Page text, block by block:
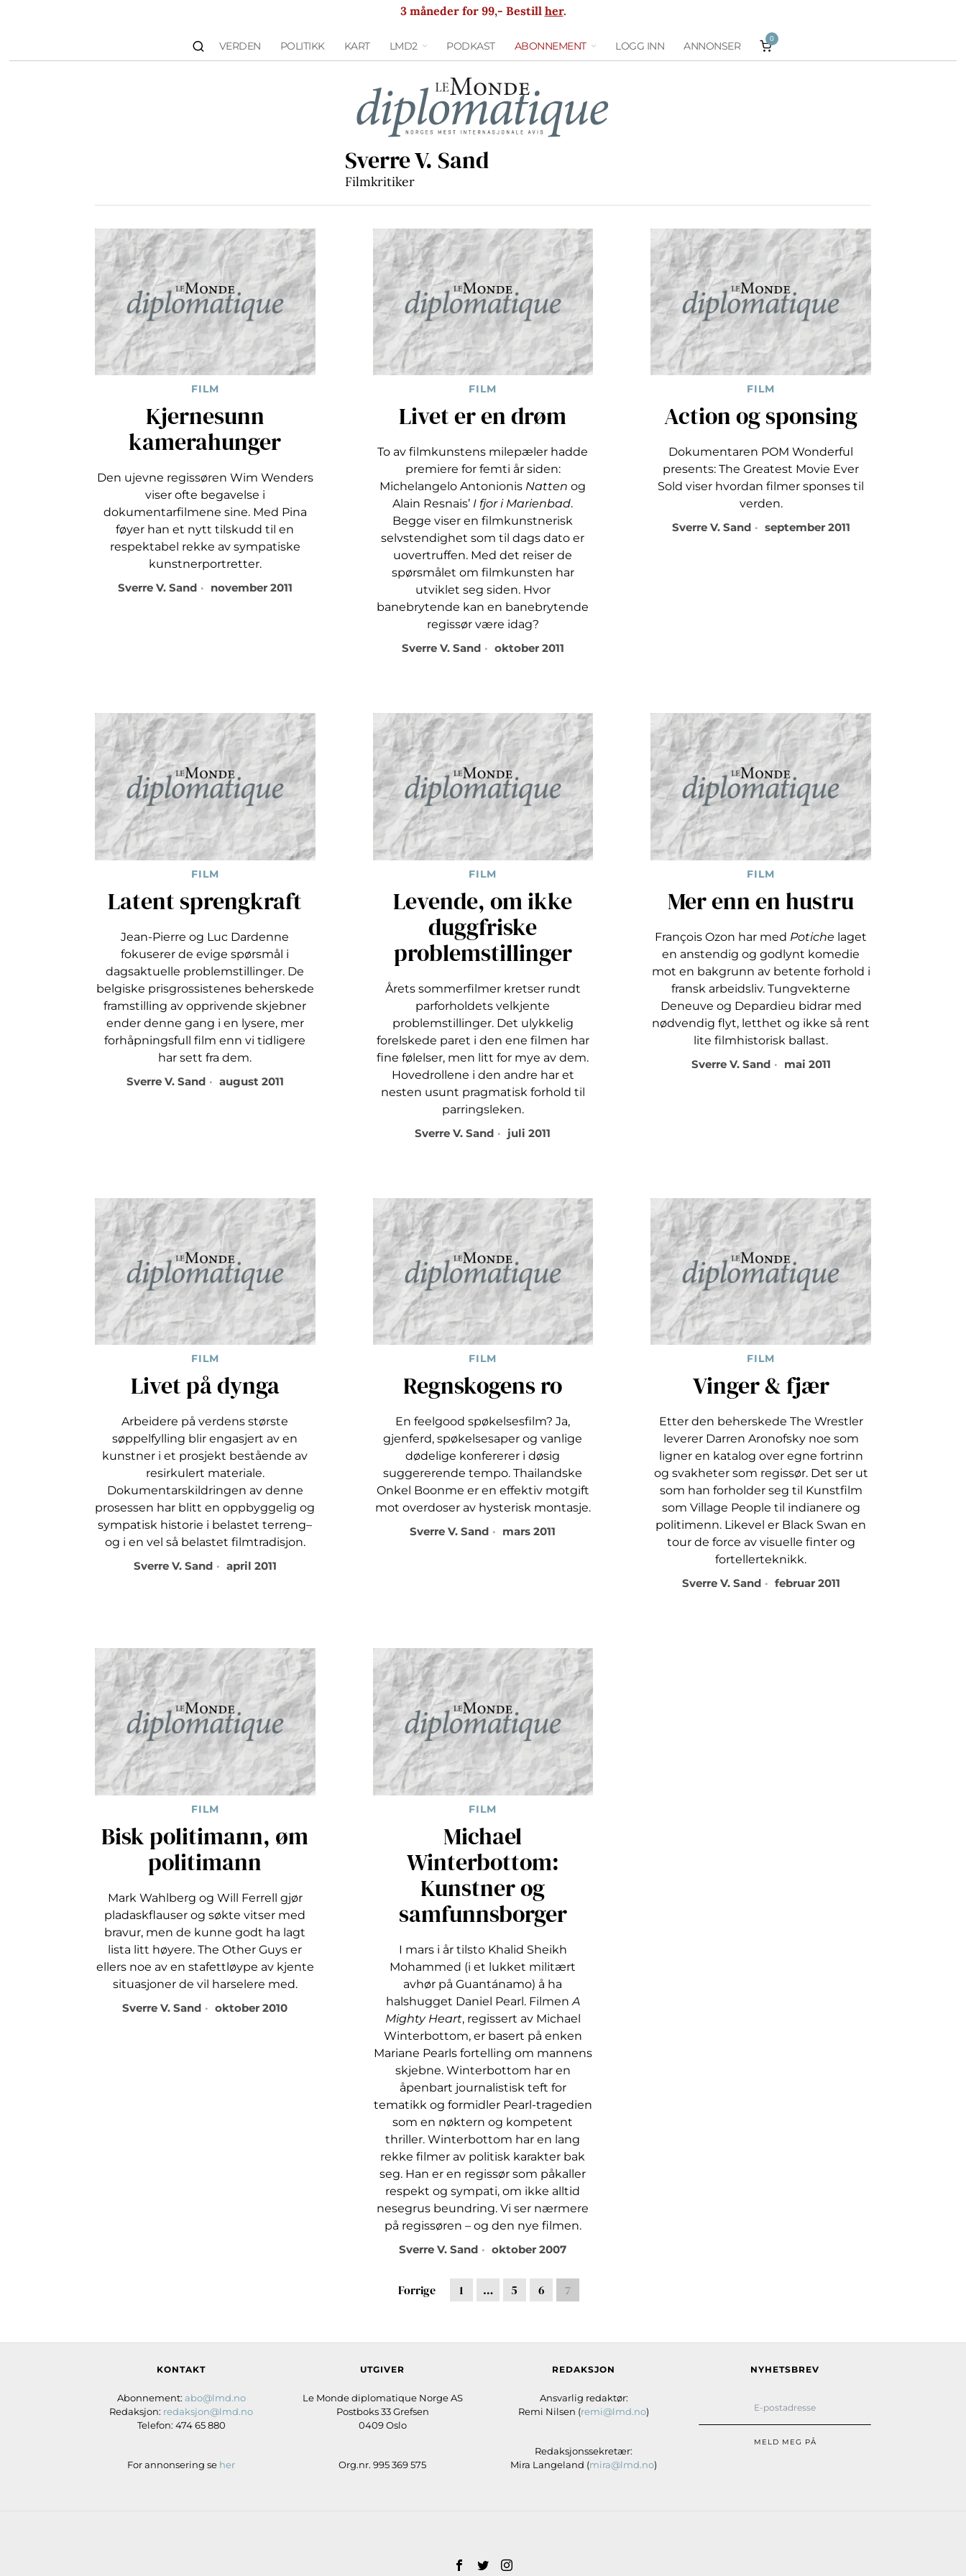
3 måneder for 99,- Bestill her.
VERDEN POLITIKK KART LMD2 PODKAST ABONNEMENT LOGG INN ANNONSER
0
Sverre V. Sand
Filmkritiker
FILM
Kjernesunn
kamerahunger
Den ujevne regissøren Wim Wenders
viser ofte begavelse i
dokumentarfilmene sine. Med Pina
føyer han et nytt tilskudd til en
respektabel rekke av sympatiske
kunstnerportretter.
Sverre V. Sand
november 2011
FILM
Livet er en drøm
To av filmkunstens milepæler hadde
premiere for femti år siden:
Michelangelo Antonionis Natten og
Alain Resnais’ I fjor i Marienbad.
Begge viser en filmkunstnerisk
selvstendighet som til dags dato er
uovertruffen. Med det reiser de
spørsmålet om filmkunsten har
utviklet seg siden. Hvor
banebrytende kan en banebrytende
regissør være idag?
Sverre V. Sand
oktober 2011
FILM
Action og sponsing
Dokumentaren POM Wonderful
presents: The Greatest Movie Ever
Sold viser hvordan filmer sponses til
verden.
Sverre V. Sand
september 2011
FILM
Latent sprengkraft
Jean-Pierre og Luc Dardenne
fokuserer de evige spørsmål i
dagsaktuelle problemstillinger. De
belgiske prisgrossistenes beherskede
framstilling av opprivende skjebner
ender denne gang i en lysere, mer
forhåpningsfull film enn vi tidligere
har sett fra dem.
Sverre V. Sand
august 2011
FILM
Levende, om ikke
duggfriske
problemstillinger
Årets sommerfilmer kretser rundt
parforholdets velkjente
problemstillinger. Det ulykkelig
forelskede paret i den ene filmen har
fine følelser, men litt for mye av dem.
Hovedrollene i den andre har et
nesten usunt pragmatisk forhold til
parringsleken.
Sverre V. Sand
juli 2011
FILM
Mer enn en hustru
François Ozon har med Potiche laget
en anstendig og godlynt komedie
mot en bakgrunn av betente forhold i
fransk arbeidsliv. Tungvekterne
Deneuve og Depardieu bidrar med
nødvendig flyt, letthet og ikke så rent
lite filmhistorisk ballast.
Sverre V. Sand
mai 2011
FILM
Livet på dynga
Arbeidere på verdens største
søppelfylling blir engasjert av en
kunstner i et prosjekt bestående av
resirkulert materiale.
Dokumentarskildringen av denne
prosessen har blitt en oppbyggelig og
sympatisk historie i belastet terreng–
og i en vel så belastet filmtradisjon.
Sverre V. Sand
april 2011
FILM
Regnskogens ro
En feelgood spøkelsesfilm? Ja,
gjenferd, spøkelsesaper og vanlige
dødelige konfererer i døsig
suggererende tempo. Thailandske
Onkel Boonme er en effektiv motgift
mot overdoser av hysterisk montasje.
Sverre V. Sand
mars 2011
FILM
Vinger & fjær
Etter den beherskede The Wrestler
leverer Darren Aronofsky noe som
ligner en katalog over egne fortrinn
og svakheter som regissør. Det ser ut
som han forholder seg til Kunstfilm
som Village People til indianere og
politimenn. Likevel er Black Swan en
tour de force av visuelle finter og
fortellerteknikk.
Sverre V. Sand
februar 2011
FILM
Bisk politimann, øm
politimann
Mark Wahlberg og Will Ferrell gjør
pladaskflauser og søkte vitser med
bravur, men de kunne godt ha lagt
lista litt høyere. The Other Guys er
ellers noe av en stafettløype av kjente
situasjoner de vil harselere med.
Sverre V. Sand
oktober 2010
FILM
Michael
Winterbottom:
Kunstner og
samfunnsborger
I mars i år tilsto Khalid Sheikh
Mohammed (i et lukket militært
avhør på Guantánamo) å ha
halshugget Daniel Pearl. Filmen A
Mighty Heart, regissert av Michael
Winterbottom, er basert på enken
Mariane Pearls fortelling om mannens
skjebne. Winterbottom har en
åpenbart journalistisk teft for
tematikk og formidler Pearl-tragedien
som en nøktern og kompetent
thriller. Winterbottom har en lang
rekke filmer av politisk karakter bak
seg. Han er en regissør som påkaller
respekt og sympati, om ikke alltid
nesegrus beundring. Vi ser nærmere
på regissøren – og den nye filmen.
Sverre V. Sand
oktober 2007
Forrige 1 … 5 6 7
KONTAKT
Abonnement: abo@lmd.no
Redaksjon: redaksjon@lmd.no
Telefon: 474 65 880
For annonsering se her
UTGIVER
Le Monde diplomatique Norge AS
Postboks 33 Grefsen
0409 Oslo
Org.nr. 995 369 575
REDAKSJON
Ansvarlig redaktør:
Remi Nilsen (remi@lmd.no)
Redaksjonssekretær:
Mira Langeland (mira@lmd.no)
NYHETSBREV
MELD MEG PÅ